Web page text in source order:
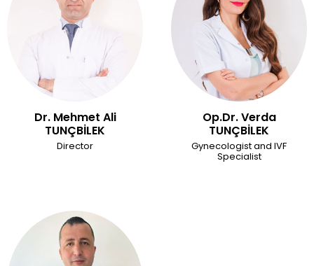
Dr. Mehmet Ali
TUNÇBİLEK
Director
Op.Dr. Verda
TUNÇBİLEK
Gynecologist and IVF
Specialist